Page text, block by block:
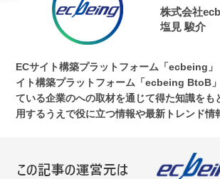
株式会社
塩見 駿介
ECサイト構築プラットフォーム「ecbeing
イト構築プラットフォーム「ecbeing BtoB
ている企業のへの取材を通じて得た知識をも
用するうえで役に立つ情報や最新トレンド情